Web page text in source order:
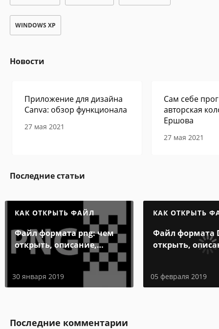
WINDOWS XP
Новости
Приложение для дизайна
Canva: обзор функционала
27 мая 2021
Сам себе
авторская
Ершова
27 мая 2021
Последние статьи
КАК ОТКРЫТЬ ФАЙЛ
Файл формата png: чем
открыть, описание,
особенности
30 января 2019
КАК ОТКРЫТЬ
Файл формата
открыть,
05 февраля 2019
Последние комментарии